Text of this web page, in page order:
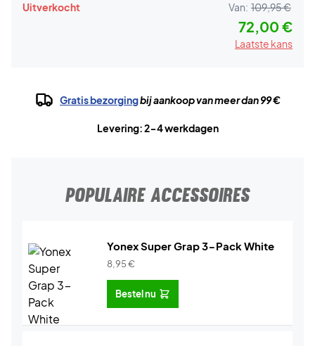
Uitverkocht Van: 109,95 €
72,00 €
Laatste kans
Gratis bezorgingbij aankoop van meer dan 99 €
Levering: 2-4 werkdagen
POPULAIRE ACCESSOIRES
Yonex Super Grap 3-Pack White
8,95€
Bestel nu